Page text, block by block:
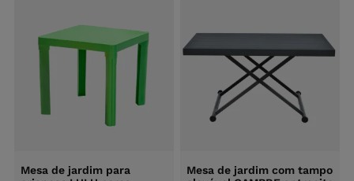
Mesa de jardim para
Mesa de jardim com tampo